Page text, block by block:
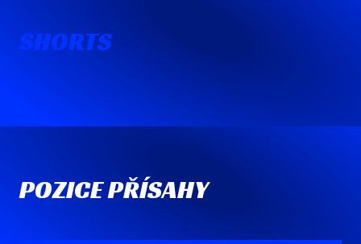
SHORTS
POZICE PŘÍSAHY